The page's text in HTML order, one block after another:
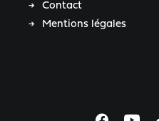
Contact
Mentions légales